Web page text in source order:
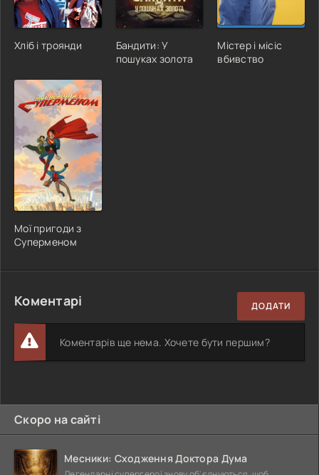
Хліб і троянди
Бандити: У
пошуках золота
Містер і місіс
вбивство
Мої пригоди з
Суперменом
Коментарі ДОДАТИ
Коментарів ще нема. Хочете бути першим?
Скоро на сайті
Месники: Сходження Доктора Дума